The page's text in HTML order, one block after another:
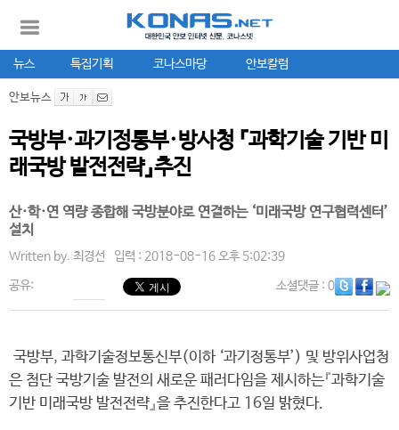
뉴스 특집기획 코나스마당 안보칼럼
안보뉴스
국방부·과기정통부·방사청 『과학기술 기반 미
래국방 발전전략』추진
산·학·연 역량 종합해 국방분야로 연결하는 ‘미래국방 연구협력센터’
설치
Written by. 최경선 입력 : 2018-08-16 오후 5:02:39
공유: 소셜댓글: 0
국방부, 과학기술정보통신부(이하 ‘과기정통부’) 및 방위사업청
은 첨단 국방기술 발전의 새로운 패러다임을 제시하는『과학기술
기반 미래국방 발전전략』을 추진한다고 16일 밝혔다.